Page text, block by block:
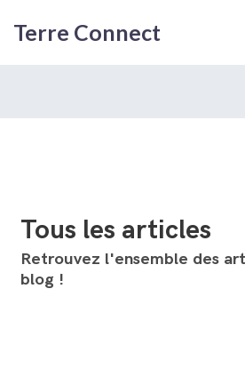
Terre Connect
Tous les articles
Retrouvez l'ensemble des
blog !